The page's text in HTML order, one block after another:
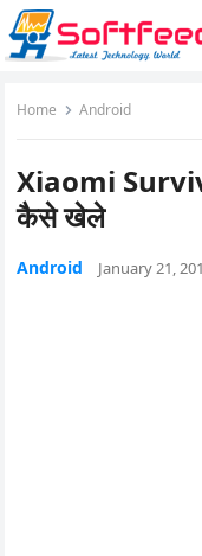
Home Android
Xiaomi
कैसे खेले
Android January 21,